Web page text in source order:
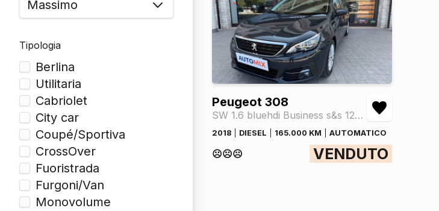
Tipologia
Berlina
Utilitaria
Cabriolet
City car
Coupé/Sportiva
CrossOver
Fuoristrada
Furgoni/Van
Monovolume
Peugeot 308
SW 1.6 bluehdi Business s&s 120cv eat6
2018 DIESEL 165.000 KM AUTOMATICO
☹️☹️☹️ VENDUTO